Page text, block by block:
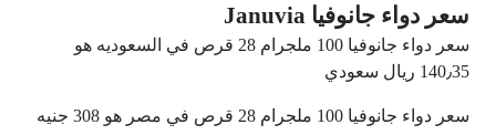
سعر دواء جانوفيا Januvia
سعر دواء جانوفيا 100 ملجرام 28 قرص في السعوديه هو
140٫35 ريال سعودي
سعر دواء جانوفيا 100 ملجرام 28 قرص في مصر هو 308 جنيه